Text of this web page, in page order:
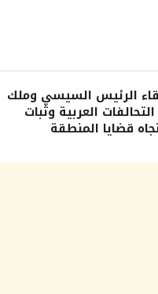
الرئيس السيسي وملك
العربية وثبات
قضايا المنطقة